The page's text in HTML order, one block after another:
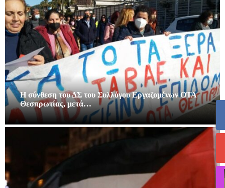
Η σύνθεση του ΔΣ του Συλλόγου Εργαζομένων ΟΤΑ
Θεσπρωτίας, μετά…